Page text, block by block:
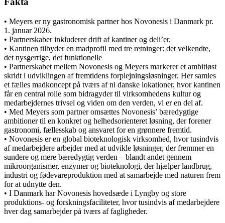
• Meyers er ny gastronomisk partner hos Novonesis i Danmark pr.
1. januar 2026.
• Partnerskaber inkluderer drift af kantiner og deli’er.
• Kantinen tilbyder en madprofil med tre retninger: det velkendte,
det nysgerrige, det funktionelle
• Partnerskabet mellem Novonesis og Meyers markerer et ambitiøst
skridt i udviklingen af fremtidens forplejningsløsninger. Her samles
et fælles madkoncept på tværs af ni danske lokationer, hvor kantinen
får en central rolle som bidragyder til virksomhedens kultur og
medarbejdernes trivsel og viden om den verden, vi er en del af.
• Med Meyers som partner omsættes Novonesis’ bæredygtige
ambitioner til en konkret og helhedsorienteret løsning, der forener
gastronomi, fællesskab og ansvaret for en grønnere fremtid.
• Novonesis er en global bioteknologisk virksomhed, hvor tusindvis
af medarbejdere arbejder med at udvikle løsninger, der fremmer en
sundere og mere bæredygtig verden – blandt andet gennem
mikroorganismer, enzymer og bioteknologi, der hjælper landbrug,
industri og fødevareproduktion med at samarbejde med naturen frem
for at udnytte den.
• I Danmark har Novonesis hovedsæde i Lyngby og store
produktions- og forskningsfaciliteter, hvor tusindvis af medarbejdere
hver dag samarbejder på tværs af fagligheder.